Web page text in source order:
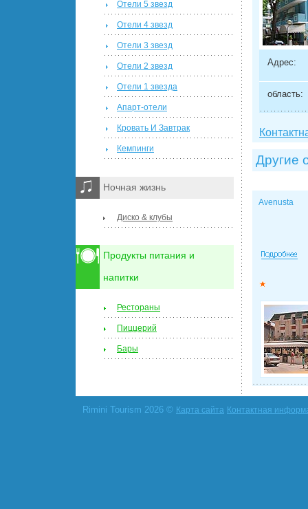
Адрес:
область:
Другие
Avenusta
Отели 5 звезд
Отели 4 звезд
Отели 3 звезд
Отели 2 звезд
Отели 1 звезда
Апарт-отели
Кровать И Завтрак
Кемпинги
Ночная жизнь
Диско & клубы
Продукты питания и
напитки
Рестораны
Пиццерий
Бары
Rimini Tourism 2026 © Карта сайта Контактная